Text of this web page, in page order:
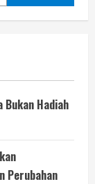
Hadiah
Perubahan